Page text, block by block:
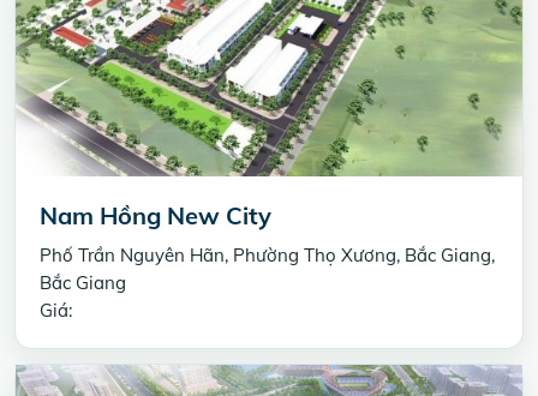
Nam Hồng New City
Phố Trần Nguyên Hãn, Phường Thọ Xương, Bắc Giang,
Bắc Giang
Giá: